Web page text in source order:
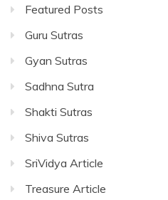
Featured Posts
Guru Sutras
Gyan Sutras
Sadhna Sutra
Shakti Sutras
Shiva Sutras
SriVidya Article
Treasure Article